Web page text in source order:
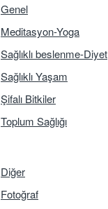
Genel
Meditasyon-Yoga
Sağlıklı beslenme-Diyet
Sağlıklı Yaşam
Şifalı Bitkiler
Toplum Sağlığı
Diğer
Fotoğraf